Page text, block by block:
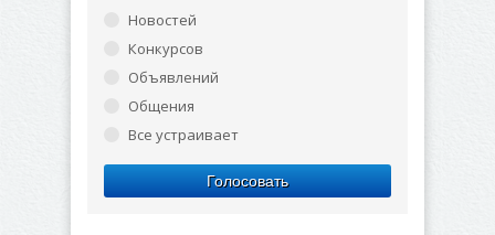
Новостей
Конкурсов
Объявлений
Общения
Все устраивает
Голосовать